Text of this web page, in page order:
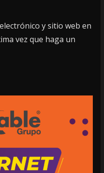
y sitio web en
vez que haga un